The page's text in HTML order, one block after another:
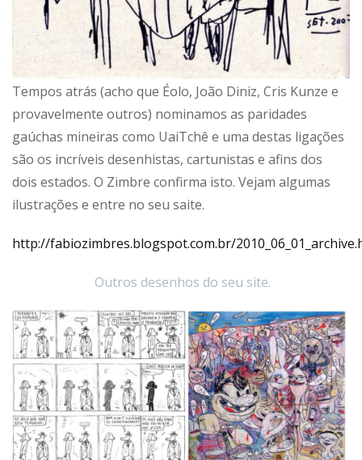
Tempos atrás (acho que Éolo, João Diniz, Cris Kunze e
provavelmente outros) nominamos as paridades
gaúchas mineiras como UaiTchê e uma destas ligações
são os incríveis desenhistas, cartunistas e afins dos
dois estados. O Zimbre confirma isto. Vejam algumas
ilustrações e entre no seu saite.
http://fabiozimbres.blogspot.com.br/
Outros desenhos do seu site.